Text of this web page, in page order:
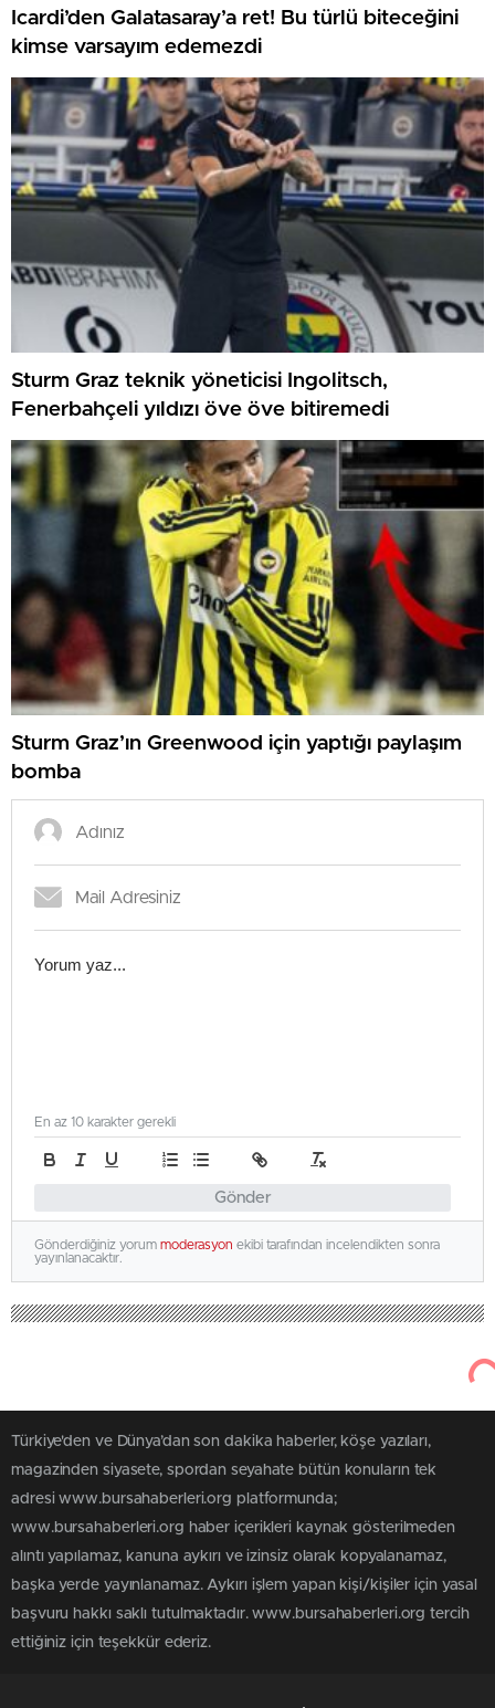
Icardi’den Galatasaray’a ret! Bu türlü biteceğini
kimse varsayım edemezdi
Sturm Graz teknik yöneticisi Ingolitsch,
Fenerbahçeli yıldızı öve öve bitiremedi
Sturm Graz’ın Greenwood için yaptığı paylaşım
bomba
Gönder
En az 10 karakter gerekli
Gönderdiğiniz yorum moderasyon ekibi tarafından incelendikten sonra
yayınlanacaktır.
Türkiye'den ve Dünya’dan son dakika haberler, köşe yazıları,
magazinden siyasete, spordan seyahate bütün konuların tek
adresi www.bursahaberleri.org platformunda;
www.bursahaberleri.org haber içerikleri kaynak gösterilmeden
alıntı yapılamaz, kanuna aykırı ve izinsiz olarak kopyalanamaz,
başka yerde yayınlanamaz. Aykırı işlem yapan kişi/kişiler için yasal
başvuru hakkı saklı tutulmaktadır. www.bursahaberleri.org tercih
ettiğiniz için teşekkür ederiz.